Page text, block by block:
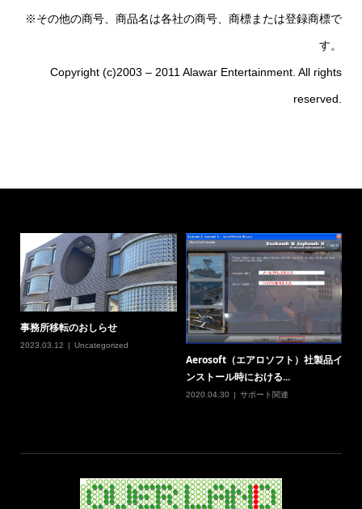
※その他の商号、商品名は各社の商号、商標または登録商標で
す。
Copyright (c)2003 – 2011 Alawar Entertainment. All rights
reserved.
事務所移転のおしらせ
2023.03.12 Uncategorized
Aerosoft（エアロソフト）社製品イ
ンストール時における...
2020.04.30 サポート関連